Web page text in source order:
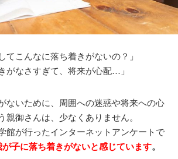
てこんなに落ち着きがないの？」
がなさすぎて、将来が心配…」
ないために、周囲への迷惑や将来への心
親御さんは、少なくありません。
館が行ったインターネットアンケートで
子に落ち着きがないと感じています。